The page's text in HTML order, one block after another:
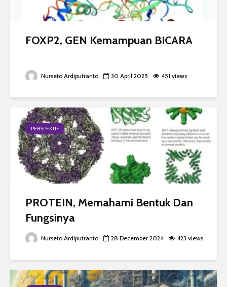
FOXP2, GEN Kemampuan BICARA
Nurseto Ardiputranto 30 April 2025 451 views
PERSPEKTIF
PROTEIN, Memahami Bentuk Dan
Fungsinya
Nurseto Ardiputranto 28 December 2024 423 views